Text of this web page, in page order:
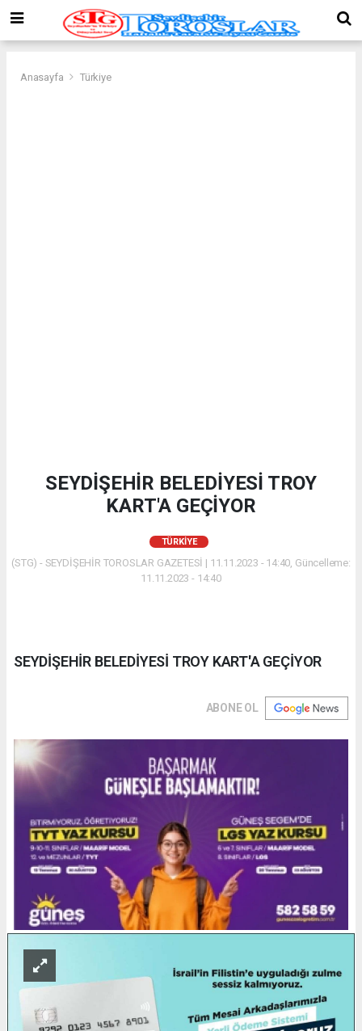
Anasayfa Türkiye
SEYDİŞEHİR BELEDİYESİ TROY
KART'A GEÇİYOR
TÜRKIYE
(STG) - SEYDİŞEHİR TOROSLAR GAZETESİ | 11.11.2023 - 14:40, Güncelleme:
11.11.2023 - 14:40
SEYDİŞEHİR BELEDİYESİ TROY KART'A GEÇİYOR
ABONE OL